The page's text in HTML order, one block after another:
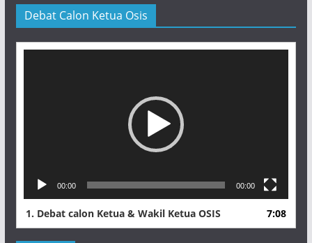
Debat Calon Ketua Osis
00:00 00:00
1. Debat calon Ketua & Wakil Ketua OSIS 7:08